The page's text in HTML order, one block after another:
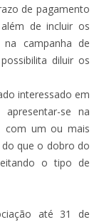
de pagamento
de incluir os
campanha de
diluir os
interessado em
se na
com um ou mais
que o dobro do
o tipo de
até 31 de